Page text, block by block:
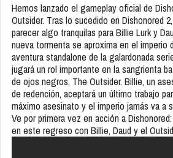
Hemos lanzado el gameplay oficial de
Outsider. Tras lo sucedido en Dishonored
parecer algo tranquilas para Billie Lurk y
nueva tormenta se aproxima en el imperio
aventura standalone de la galardonada
jugará un rol importante en la sangrienta
de ojos negros, The Outsider. Billie, un
de redención, aceptará un último trabajo
máximo asesinato y el imperio jamás va a
Ve por primera vez en acción a
en este regreso con Billie, Daud y el